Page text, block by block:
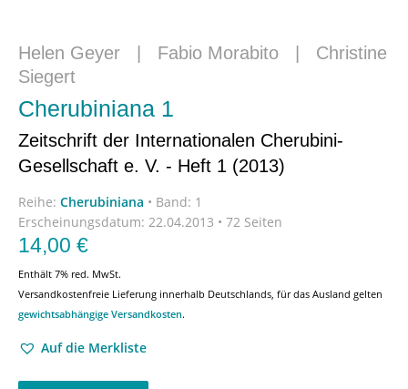
Helen Geyer Fabio Morabito
Christine
Siegert
Cherubiniana 1
Zeitschrift der Internationalen Cherubini-
Gesellschaft e. V. - Heft 1 (2013)
Reihe: Cherubiniana • Band: 1
Erscheinungsdatum: 22.04.2013 • 72 Seiten
14,00 €
Enthält 7% red. MwSt.
Versandkostenfreie Lieferung innerhalb Deutschlands, für das Ausland gelten
gewichtsabhängige Versandkosten.
Auf die Merkliste